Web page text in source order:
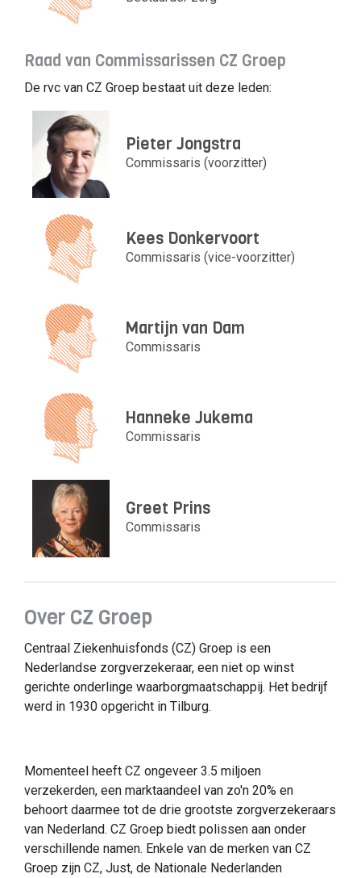
Raad van Commissarissen CZ Groep
De rvc van CZ Groep bestaat uit deze leden:
Pieter Jongstra
Commissaris (voorzitter)
Kees Donkervoort
Commissaris (vice-voorzitter)
Martijn van Dam
Commissaris
Hanneke Jukema
Commissaris
Greet Prins
Commissaris
Over CZ Groep
Centraal Ziekenhuisfonds (CZ) Groep is een
Nederlandse zorgverzekeraar, een niet op winst
gerichte onderlinge waarborgmaatschappij. Het bedrijf
werd in 1930 opgericht in Tilburg.
Momenteel heeft CZ ongeveer 3.5 miljoen
verzekerden, een marktaandeel van zo'n 20% en
behoort daarmee tot de drie grootste zorgverzekeraars
van Nederland. CZ Groep biedt polissen aan onder
verschillende namen. Enkele van de merken van CZ
Groep zijn CZ, Just, de Nationale Nederlanden